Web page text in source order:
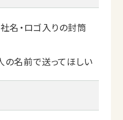
名・ロゴ入りの封筒
の名前で送ってほしい